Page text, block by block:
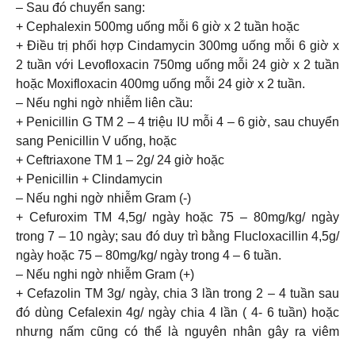
– Sau đó chuyển sang:
+ Cephalexin 500mg uống mỗi 6 giờ x 2 tuần hoặc
+ Điều trị phối hợp Cindamycin 300mg uống mỗi 6 giờ x
2 tuần với Levofloxacin 750mg uống mỗi 24 giờ x 2 tuần
hoặc Moxifloxacin 400mg uống mỗi 24 giờ x 2 tuần.
– Nếu nghi ngờ nhiễm liên cầu:
+ Penicillin G TM 2 – 4 triệu IU mỗi 4 – 6 giờ, sau chuyển
sang Penicillin V uống, hoặc
+ Ceftriaxone TM 1 – 2g/ 24 giờ hoặc
+ Penicillin + Clindamycin
– Nếu nghi ngờ nhiễm Gram (-)
+ Cefuroxim TM 4,5g/ ngày hoặc 75 – 80mg/kg/ ngày
trong 7 – 10 ngày; sau đó duy trì bằng Flucloxacillin 4,5g/
ngày hoặc 75 – 80mg/kg/ ngày trong 4 – 6 tuần.
– Nếu nghi ngờ nhiễm Gram (+)
+ Cefazolin TM 3g/ ngày, chia 3 lần trong 2 – 4 tuần sau
đó dùng Cefalexin 4g/ ngày chia 4 lần ( 4- 6 tuần) hoặc
nhưng nấm cũng có thể là nguyên nhân gây ra viêm